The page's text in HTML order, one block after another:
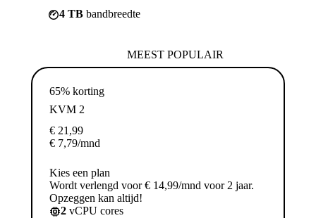
4 TB bandbreedte
MEEST POPULAIR
65% korting
KVM 2
€ 21,99
€ 7,79/mnd
Kies een plan
Wordt verlengd voor € 14,99/mnd voor 2 jaar.
Opzeggen kan altijd!
2 vCPU cores